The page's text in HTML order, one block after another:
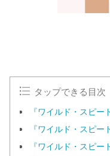
タップできる目次
『ワイルド・スピ
『ワイルド・スピ
『ワイルド・スピ